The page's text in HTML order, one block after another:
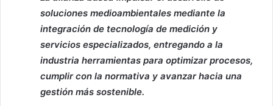
soluciones medioambientales mediante la
integración de tecnología de medición y
servicios especializados, entregando a la
industria herramientas para optimizar procesos,
cumplir con la normativa y avanzar hacia una
gestión más sostenible.